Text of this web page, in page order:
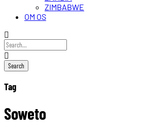
ZIMBABWE
OM OS
Tag
Soweto